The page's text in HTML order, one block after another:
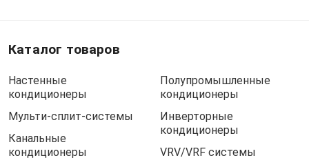
Каталог товаров
Настенные
кондиционеры
Мульти-сплит-системы
Канальные
кондиционеры
Полупромышленные
кондиционеры
Инверторные
кондиционеры
VRV/VRF системы